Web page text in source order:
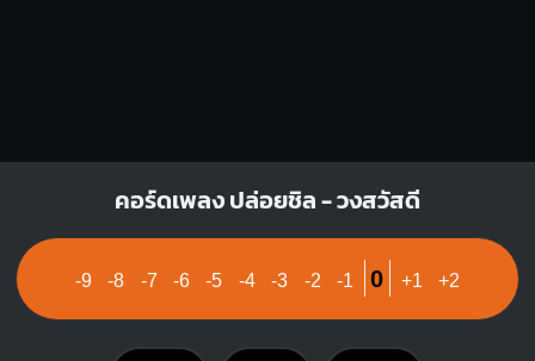
คอร์ดเพลง ปล่อยชิล - วงสวัสดี
-9 -8 -7 -6 -5 -4 -3 -2 -1 0 +1 +2